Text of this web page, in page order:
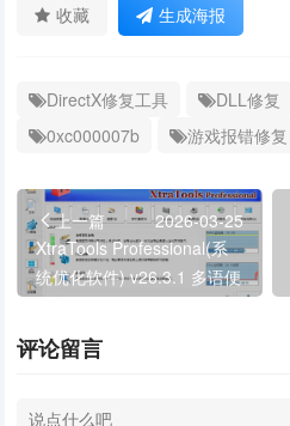
收藏 生成海报
DirectX修复工具 DLL修复
0xc000007b
游戏报错修复
上一篇
2026-03-25
XtraTools Professional(系
统优化软件) v26.3.1 多语便
携版
评论留言